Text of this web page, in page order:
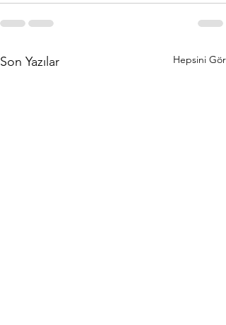
Son Yazılar Hepsini Gör